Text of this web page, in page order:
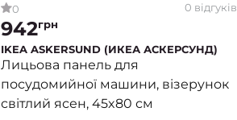
0 0 відгуків
942грн
IKEA ASKERSUND (ИКЕА АСКЕРСУНД)
Лицьова панель для
посудомийної машини, візерунок
світлий ясен, 45x80 см